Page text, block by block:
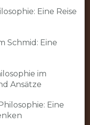
Eine Reise
Schmid: Eine
im
Ansätze
Eine